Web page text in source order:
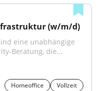
(w/m/d)
eine unabhängige
Beratung, die...
Homeoffice
Vollzeit